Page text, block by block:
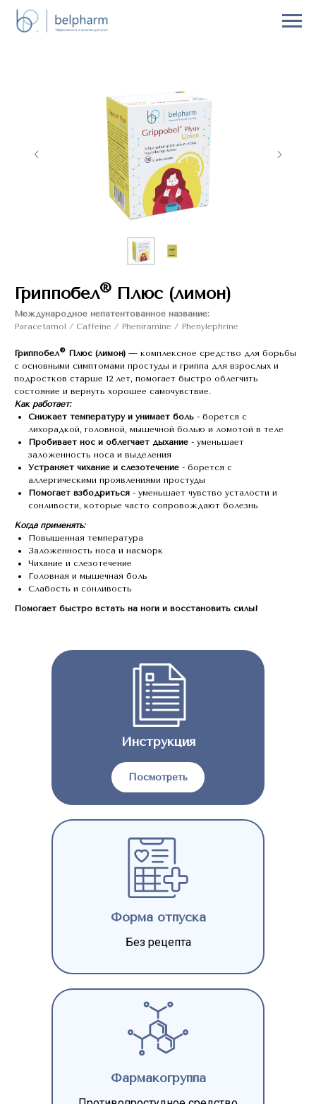
Гриппобел® Плюс (лимон)
Международное непатентованное название:
Paracetamol / Caffeine / Pheniramine / Phenylephrine
Гриппобел® Плюс (лимон) — комплексное средство для борьбы
с основными симптомами простуды и гриппа для взрослых и
подростков старше 12 лет, помогает быстро облегчить
состояние и вернуть хорошее самочувствие.
Как работает:
Снижает температуру и унимает боль - борется с
лихорадкой, головной, мышечной болью и ломотой в теле
Пробивает нос и облегчает дыхание - уменьшает
заложенность носа и выделения
Устраняет чихание и слезотечение - борется с
аллергическими проявлениями простуды
Помогает взбодриться - уменьшает чувство усталости и
сонливости, которые часто сопровождают болезнь
Когда применять:
Повышенная температура
Заложенность носа и насморк
Чихание и слезотечение
Головная и мышечная боль
Слабость и сонливость
Помогает быстро встать на ноги и восстановить силы!
Форма отпуска
Без рецепта
Фармакогруппа
Инструкция
Посмотреть